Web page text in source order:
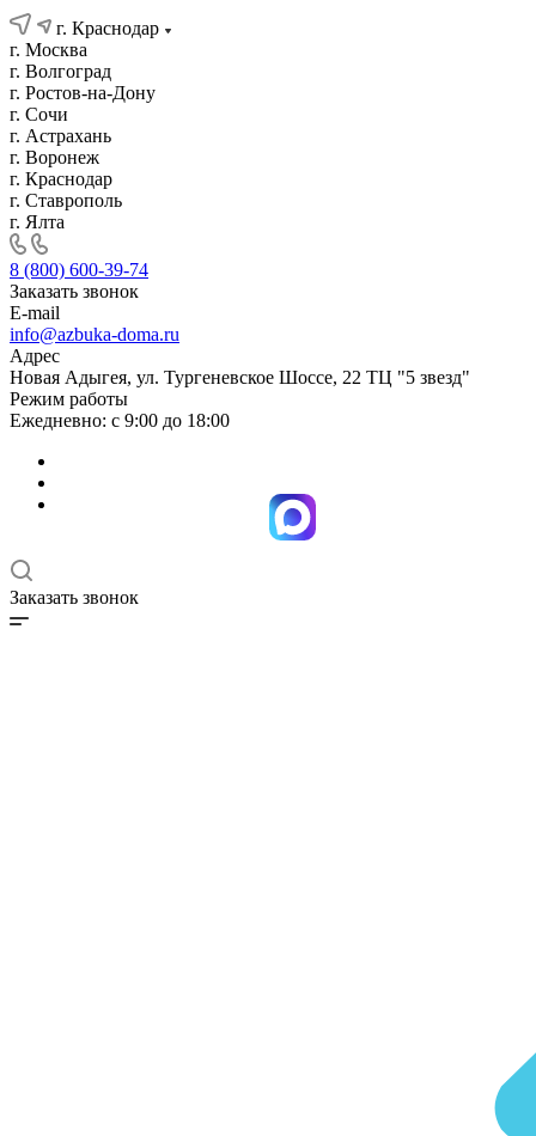
г. Краснодар
г. Москва
г. Волгоград
г. Ростов-на-Дону
г. Сочи
г. Астрахань
г. Воронеж
г. Краснодар
г. Ставрополь
г. Ялта
8 (800) 600-39-74
Заказать звонок
E-mail
info@azbuka-doma.ru
Адрес
Новая Адыгея, ул. Тургеневское Шоссе, 22 ТЦ "5 звезд"
Режим работы
Ежедневно: с 9:00 до 18:00
Заказать звонок